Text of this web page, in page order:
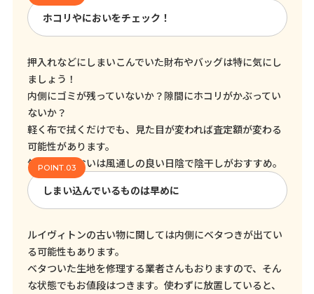
ホコリやにおいをチェック！
押入れなどにしまいこんでいた財布やバッグは特に気にし
ましょう！
内側にゴミが残っていないか？隙間にホコリがかぶってい
ないか？
軽く布で拭くだけでも、見た目が変われば査定額が変わる
可能性があります。
気になるにおいは風通しの良い日陰で陰干しがおすすめ。
しまい込んでいるものは早めに
ルイヴィトンの古い物に関しては内側にベタつきが出てい
る可能性もあります。
ベタついた生地を修理する業者さんもおりますので、そん
な状態でもお値段はつきます。使わずに放置していると、